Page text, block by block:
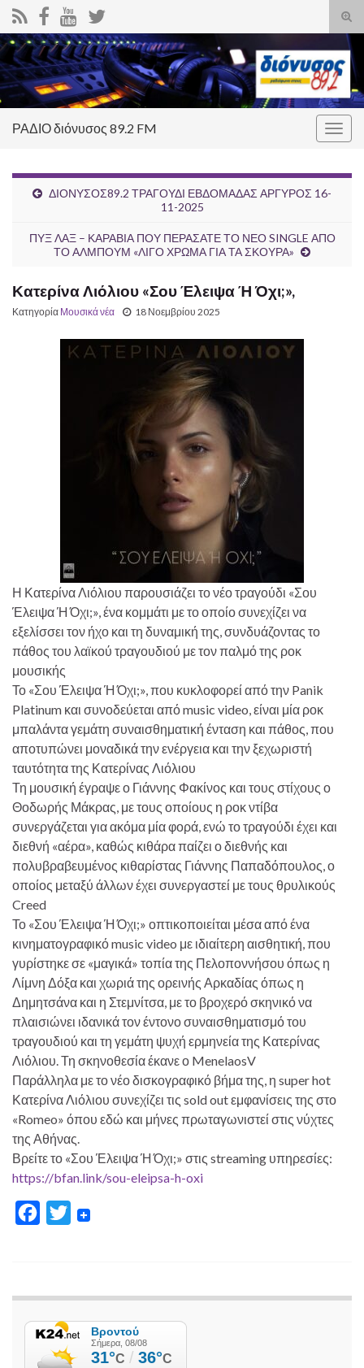
Search for:
ΡΑΔΙΟ διόνυσος 89.2 FM
ΔΙΟΝΥΣΟΣ89.2 ΤΡΑΓΟΥΔΙ ΕΒΔΟΜΑΔΑΣ ΑΡΓΥΡΟΣ 16-
11-2025
ΠΥΞ ΛΑΞ – ΚΑΡΑΒΙΑ ΠΟΥ ΠΕΡΑΣΑΤΕ ΤΟ ΝΕΟ SINGLE ΑΠΟ
ΤΟ ΑΛΜΠΟΥΜ «ΛΙΓΟ ΧΡΩΜΑ ΓΙΑ ΤΑ ΣΚΟΥΡΑ»
Κατερίνα Λιόλιου «Σου Έλειψα Ή Όχι;»,
Κατηγορία Μουσικά νέα 18 Νοεμβρίου 2025
Η Κατερίνα Λιόλιου παρουσιάζει το νέο τραγούδι «Σου
Έλειψα Ή Όχι;», ένα κομμάτι με το οποίο συνεχίζει να
εξελίσσει τον ήχο και τη δυναμική της, συνδυάζοντας το
πάθος του λαϊκού τραγουδιού με τον παλμό της ροκ
μουσικής
Το «Σου Έλειψα Ή Όχι;», που κυκλοφορεί από την Panik
Platinum και συνοδεύεται από music video, είναι μία ροκ
μπαλάντα γεμάτη συναισθηματική ένταση και πάθος, που
αποτυπώνει μοναδικά την ενέργεια και την ξεχωριστή
ταυτότητα της Κατερίνας Λιόλιου
Τη μουσική έγραψε ο Γιάννης Φακίνος και τους στίχους ο
Θοδωρής Μάκρας, με τους οποίους η ροκ ντίβα
συνεργάζεται για ακόμα μία φορά, ενώ το τραγούδι έχει και
διεθνή «αέρα», καθώς κιθάρα παίζει ο διεθνής και
πολυβραβευμένος κιθαρίστας Γιάννης Παπαδόπουλος, ο
οποίος μεταξύ άλλων έχει συνεργαστεί με τους θρυλικούς
Creed
Το «Σου Έλειψα Ή Όχι;» οπτικοποιείται μέσα από ένα
κινηματογραφικό music video με ιδιαίτερη αισθητική, που
γυρίστηκε σε «μαγικά» τοπία της Πελοποννήσου όπως η
Λίμνη Δόξα και χωριά της ορεινής Αρκαδίας όπως η
Δημητσάνα και η Στεμνίτσα, με το βροχερό σκηνικό να
πλαισιώνει ιδανικά τον έντονο συναισθηματισμό του
τραγουδιού και τη γεμάτη ψυχή ερμηνεία της Κατερίνας
Λιόλιου. Τη σκηνοθεσία έκανε ο MenelaosV
Παράλληλα με το νέο δισκογραφικό βήμα της, η super hot
Κατερίνα Λιόλιου συνεχίζει τις sold out εμφανίσεις της στο
«Romeo» όπου εδώ και μήνες πρωταγωνιστεί στις νύχτες
της Αθήνας.
Βρείτε το «Σου Έλειψα Ή Όχι;» στις streaming υπηρεσίες:
https://bfan.link/sou-eleipsa-h-oxi
o
o
T
e
r